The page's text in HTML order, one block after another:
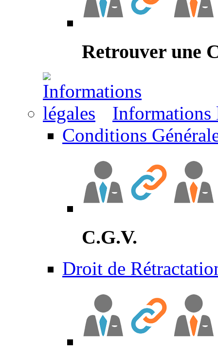
Retrouver une
Informations
Conditions
C.G.V.
Droit de